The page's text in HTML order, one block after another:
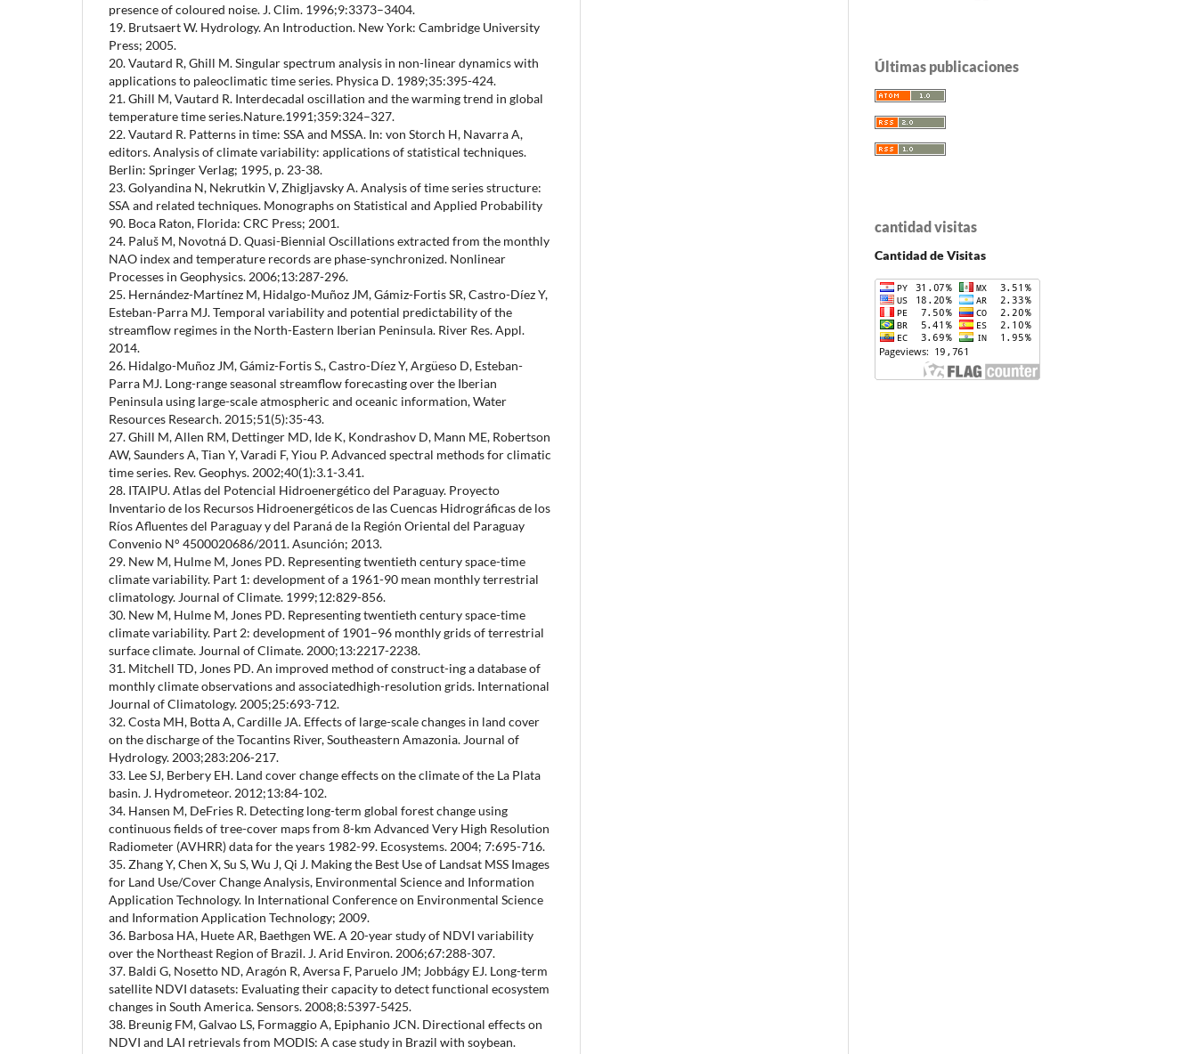
presence of coloured noise. J. Clim. 1996;9:3373–3404.
19. Brutsaert W. Hydrology. An Introduction. New York: Cambridge University
Press; 2005.
20. Vautard R, Ghill M. Singular spectrum analysis in non-linear dynamics with
applications to paleoclimatic time series. Physica D. 1989;35:395-424.
21. Ghill M, Vautard R. Interdecadal oscillation and the warming trend in global
temperature time series.Nature.1991;359:324–327.
22. Vautard R. Patterns in time: SSA and MSSA. In: von Storch H, Navarra A,
editors. Analysis of climate variability: applications of statistical techniques.
Berlin: Springer Verlag; 1995, p. 23-38.
23. Golyandina N, Nekrutkin V, Zhigljavsky A. Analysis of time series structure:
SSA and related techniques. Monographs on Statistical and Applied Probability
90. Boca Raton, Florida: CRC Press; 2001.
24. Paluš M, Novotná D. Quasi-Biennial Oscillations extracted from the monthly
NAO index and temperature records are phase-synchronized. Nonlinear
Processes in Geophysics. 2006;13:287-296.
25. Hernández-Martínez M, Hidalgo-Muñoz JM, Gámiz-Fortis SR, Castro-Díez Y,
Esteban-Parra MJ. Temporal variability and potential predictability of the
streamflow regimes in the North-Eastern Iberian Peninsula. River Res. Appl.
2014.
26. Hidalgo-Muñoz JM, Gámiz-Fortis S., Castro-Díez Y, Argüeso D, Esteban-
Parra MJ. Long-range seasonal streamflow forecasting over the Iberian
Peninsula using large-scale atmospheric and oceanic information, Water
Resources Research. 2015;51(5):35-43.
27. Ghill M, Allen RM, Dettinger MD, Ide K, Kondrashov D, Mann ME, Robertson
AW, Saunders A, Tian Y, Varadi F, Yiou P. Advanced spectral methods for climatic
time series. Rev. Geophys. 2002;40(1):3.1-3.41.
28. ITAIPU. Atlas del Potencial Hidroenergético del Paraguay. Proyecto
Inventario de los Recursos Hidroenergéticos de las Cuencas Hidrográficas de los
Ríos Afluentes del Paraguay y del Paraná de la Región Oriental del Paraguay
Convenio N° 4500020686/2011. Asunción; 2013.
29. New M, Hulme M, Jones PD. Representing twentieth century space-time
climate variability. Part 1: development of a 1961-90 mean monthly terrestrial
climatology. Journal of Climate. 1999;12:829-856.
30. New M, Hulme M, Jones PD. Representing twentieth century space-time
climate variability. Part 2: development of 1901–96 monthly grids of terrestrial
surface climate. Journal of Climate. 2000;13:2217-2238.
31. Mitchell TD, Jones PD. An improved method of construct-ing a database of
monthly climate observations and associatedhigh-resolution grids. International
Journal of Climatology. 2005;25:693-712.
32. Costa MH, Botta A, Cardille JA. Effects of large-scale changes in land cover
on the discharge of the Tocantins River, Southeastern Amazonia. Journal of
Hydrology. 2003;283:206-217.
33. Lee SJ, Berbery EH. Land cover change effects on the climate of the La Plata
basin. J. Hydrometeor. 2012;13:84-102.
34. Hansen M, DeFries R. Detecting long-term global forest change using
continuous fields of tree-cover maps from 8-km Advanced Very High Resolution
Radiometer (AVHRR) data for the years 1982-99. Ecosystems. 2004; 7:695-716.
35. Zhang Y, Chen X, Su S, Wu J, Qi J. Making the Best Use of Landsat MSS Images
for Land Use/Cover Change Analysis, Environmental Science and Information
Application Technology. In International Conference on Environmental Science
and Information Application Technology; 2009.
36. Barbosa HA, Huete AR, Baethgen WE. A 20-year study of NDVI variability
over the Northeast Region of Brazil. J. Arid Environ. 2006;67:288-307.
37. Baldi G, Nosetto ND, Aragón R, Aversa F, Paruelo JM; Jobbágy EJ. Long-term
satellite NDVI datasets: Evaluating their capacity to detect functional ecosystem
changes in South America. Sensors. 2008;8:5397-5425.
38. Breunig FM, Galvao LS, Formaggio A, Epiphanio JCN. Directional effects on
NDVI and LAI retrievals from MODIS: A case study in Brazil with soybean.
Últimas publicaciones
cantidad visitas
Cantidad de Visitas